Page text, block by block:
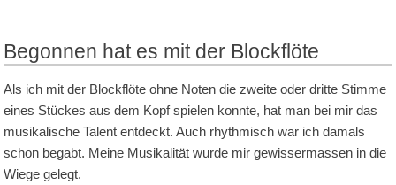
Begonnen hat es mit der Blockflöte
Als ich mit der Blockflöte ohne Noten die zweite oder dritte Stimme
eines Stückes aus dem Kopf spielen konnte, hat man bei mir das
musikalische Talent entdeckt. Auch rhythmisch war ich damals
schon begabt. Meine Musikalität wurde mir gewissermassen in die
Wiege gelegt.